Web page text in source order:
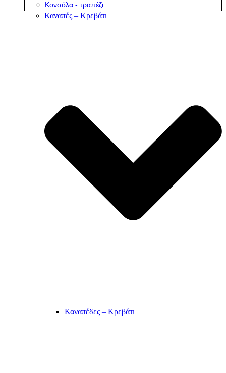
Κονσόλα - τραπέζι
Καναπές – Κρεβάτι
Καναπέδες – Κρεβάτι